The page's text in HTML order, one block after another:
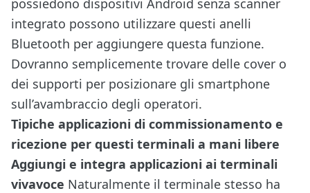
possiedono dispositivi Android senza scanner
integrato possono utilizzare questi anelli
Bluetooth per aggiungere questa funzione.
Dovranno semplicemente trovare delle cover o
dei supporti per posizionare gli smartphone
sull’avambraccio degli operatori.
Tipiche applicazioni di commissionamento e
ricezione per questi terminali a mani libere
Aggiungi e integra applicazioni ai terminali
vivavoce Naturalmente il terminale stesso ha